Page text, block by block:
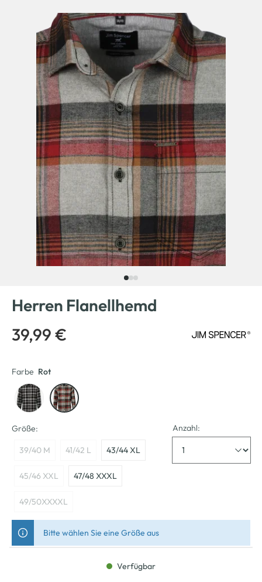
Herren Flanellhemd
39,99 €
Farbe Rot
Größe:
39/40 M 41/42 L 43/44 XL
45/46 XXL 47/48 XXXL
49/50XXXXL
Anzahl:
Bitte wählen Sie eine Größe aus
Verfügbar